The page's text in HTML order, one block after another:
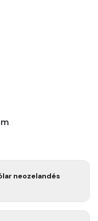
neozelandés